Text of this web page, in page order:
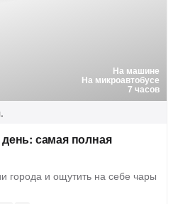
На машине
На микроавтобусе
7 часов
самая полная
города и ощутить на себе чары